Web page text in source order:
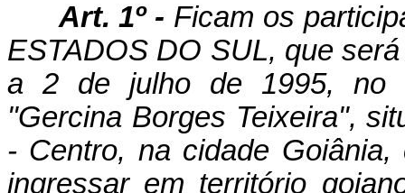
Art. 1º - Ficam os
ESTADOS DO SUL, que
a 2 de julho de 1995, no
"Gercina Borges Teixeira",
- Centro, na cidade
ingressar em território